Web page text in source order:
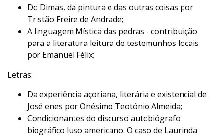
Do Dimas, da pintura e das outras coisas por
Tristão Freire de Andrade;
A linguagem Mística das pedras - contribuição
para a literatura leitura de testemunhos locais
por Emanuel Félix;
Letras:
Da experiência açoriana, literária e existencial de
José enes por Onésimo Teotónio Almeida;
Condicionantes do discurso autobiógrafo
biográfico luso americano. O caso de Laurinda